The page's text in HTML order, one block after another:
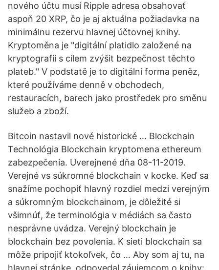
nového účtu musí Ripple adresa obsahovať
aspoň 20 XRP, čo je aj aktuálna požiadavka na
minimálnu rezervu hlavnej účtovnej knihy.
Kryptoměna je "digitální platidlo založené na
kryptografii s cílem zvýšit bezpečnost těchto
plateb." V podstatě je to digitální forma peněz,
které používáme denně v obchodech,
restauracích, barech jako prostředek pro směnu
služeb a zboží.
Bitcoin nastavil nové historické … Blockchain
Technológia Blockchain kryptomena ethereum
zabezpečenia. Uverejnené dňa 08-11-2019.
Verejné vs súkromné blockchain v kocke. Keď sa
snažíme pochopiť hlavný rozdiel medzi verejným
a súkromným blockchainom, je dôležité si
všimnúť, že terminológia v médiách sa často
nesprávne uvádza. Verejný blockchain je
blockchain bez povolenia. K sieti blockchain sa
môže pripojiť ktokoľvek, čo … Aby som aj tu, na
hlavnej stránke, odpovedal záujemcom o knihy: